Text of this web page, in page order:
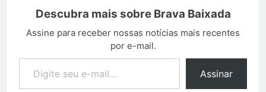
Descubra mais sobre Brava Baixada
Assine para receber nossas notícias mais recentes
por e-mail.
Assinar